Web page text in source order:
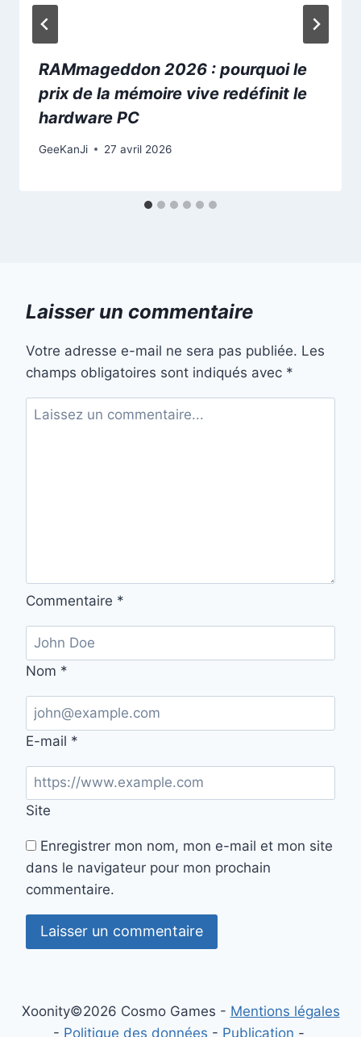
RAMmageddon 2026 : pourquoi le
prix de la mémoire vive redéfinit le
hardware PC
GeeKanJi 27 avril 2026
Laisser un commentaire
Votre adresse e-mail ne sera pas publiée. Les
champs obligatoires sont indiqués avec *
Commentaire *
Nom *
E-mail *
Site
Enregistrer mon nom, mon e-mail et mon site
dans le navigateur pour mon prochain
commentaire.
Xoonity©2026 Cosmo Games - Mentions légales
- Politique des données - Publication -